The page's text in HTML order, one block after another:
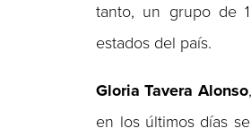
tanto, un grupo de
estados del país.
Gloria Tavera Alonso,
en los últimos días